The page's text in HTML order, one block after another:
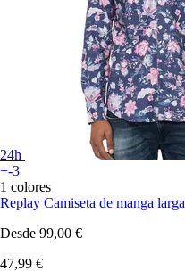
24h
+-3
1 colores
Replay Camiseta de manga larga
Desde 99,00 €
47,99 €